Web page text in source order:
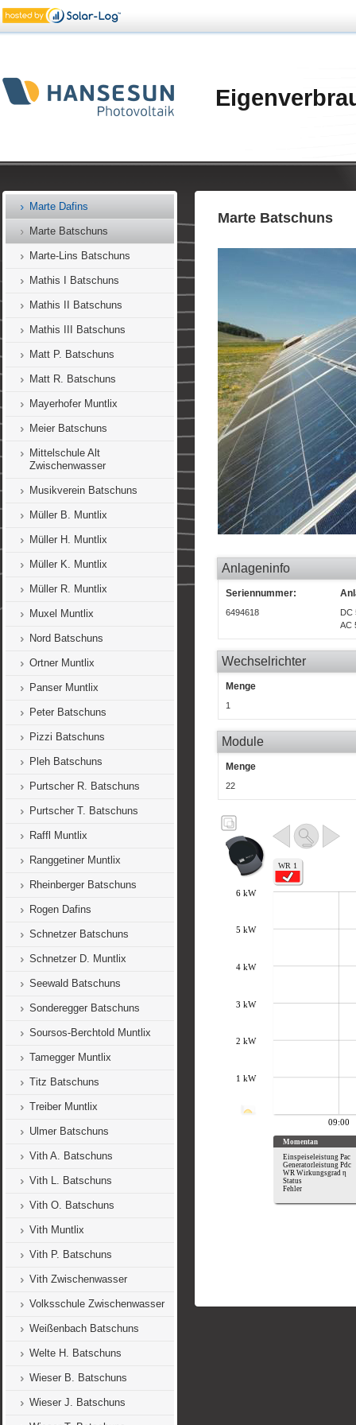
Keckeis Batschuns
Keckeis Muntlix
Knünz Dafins
Korbel Batschuns
Marte Dafins
Marte Batschuns
Marte-Lins Batschuns
Mathis I Batschuns
Mathis II Batschuns
Mathis III Batschuns
Matt P. Batschuns
Matt R. Batschuns
Mayerhofer Muntlix
Meier Batschuns
Mittelschule Alt
Zwischenwasser
Musikverein Batschuns
Müller B. Muntlix
Müller H. Muntlix
Müller K. Muntlix
Müller R. Muntlix
Muxel Muntlix
Nord Batschuns
Ortner Muntlix
Panser Muntlix
Peter Batschuns
Pizzi Batschuns
Pleh Batschuns
Purtscher R. Batschuns
Purtscher T. Batschuns
Raffl Muntlix
Ranggetiner Muntlix
Rheinberger Batschuns
Rogen Dafins
Schnetzer Batschuns
Schnetzer D. Muntlix
Seewald Batschuns
Sonderegger Batschuns
Soursos-Berchtold Muntlix
Tamegger Muntlix
Titz Batschuns
Treiber Muntlix
Ulmer Batschuns
Vith A. Batschuns
Vith L. Batschuns
Vith O. Batschuns
Vith Muntlix
Vith P. Batschuns
Vith Zwischenwasser
Volksschule Zwischenwasser
Weißenbach Batschuns
Welte H. Batschuns
Wieser B. Batschuns
Wieser J. Batschuns
Marte Batschuns
Anlageninfo
Seriennummer:
6494618
DC
AC
Wechselrichter
Menge
1
Module
Menge
22